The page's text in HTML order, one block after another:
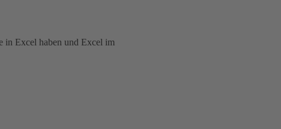
in Excel haben und Excel im